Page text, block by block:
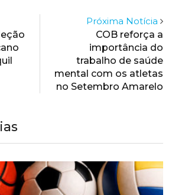
Próxima Notícia
COB reforça a
importância do
trabalho de saúde
mental com os atletas
no Setembro Amarelo